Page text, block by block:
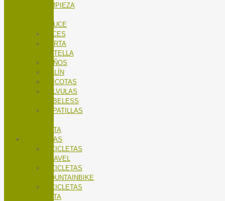
LIMPIEZA
SAUCE
LUCES
PORTA
BOTELLA
PUÑOS
SILLÍN
TRICOTAS
VALVULAS
TUBELESS
ZAPATILLAS
RUTA
BICICLETAS
BICICLETAS
GRAVEL
BICICLETAS
MOUNTAINBIKE
BICICLETAS
RUTA